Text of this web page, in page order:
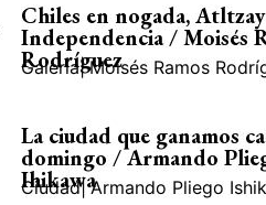
Chiles en nogada,
Independencia / Moisés
Rodríguez
Galería| Moisés Ramos
La ciudad que ganamos
domingo / Armando
Ihikawa
Ciudad| Armando Pliego